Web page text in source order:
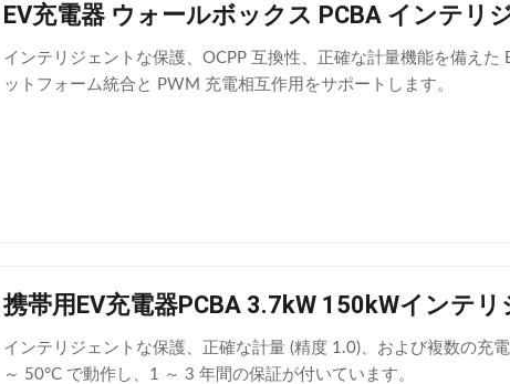
EV充電器 ウォールボックス PCBA インテリ
インテリジェントな保護、OCPP 互換性、正確な計量機能を備え
ットフォーム統合と PWM 充電相互作用をサポートします。
携帯用EV充電器PCBA 3.7kW 150kWインテ
インテリジェントな保護、正確な計量 (精度 1.0)、および複数の充
～ 50°C で動作し、1 ～ 3 年間の保証が付いています。